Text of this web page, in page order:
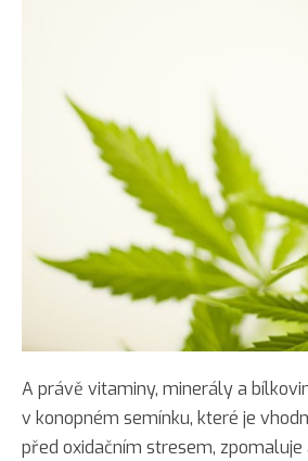
A právě vitaminy, minerály a
v konopném semínku, které je
před oxidačním stresem,